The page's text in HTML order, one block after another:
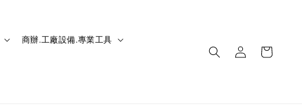
商辦.工廠設備.專業工具